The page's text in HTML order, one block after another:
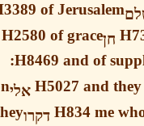
H3389of
H2580of
H8469and
H5027 אליupon
H834 דקרוthey